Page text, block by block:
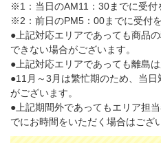
※1：当日のAM11：30までに受付
※2：前日のPM5：00までに受付
●上記対応エリアであっても商品
できない場合がございます。
●上記対応エリアであっても離島
●11月～3月は繁忙期のため、当
がございます。
●上記期間外であってもエリア担
でにお時間をいただく場合はござ